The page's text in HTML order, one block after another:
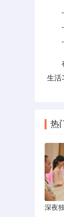
-
-
-
生活
热